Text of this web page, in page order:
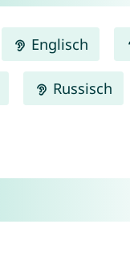
Englisch
Russisch